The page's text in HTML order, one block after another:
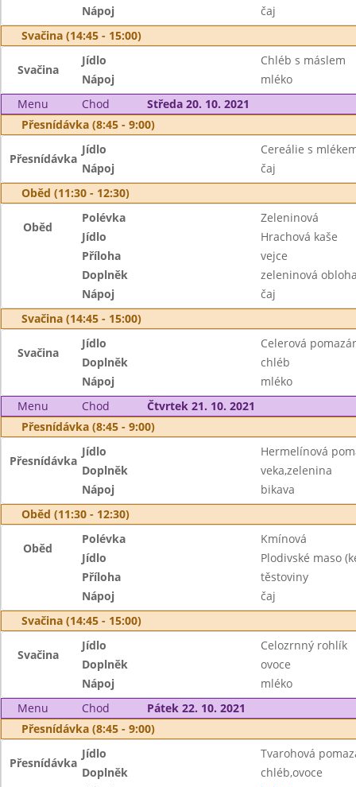
Nápoj
čaj
Svačina (14:45 - 15:00)
Svačina
Jídlo
Chléb s máslem
Nápoj
mléko
Menu
Chod
Středa 20. 10. 2021
Přesnídávka (8:45 - 9:00)
Přesnídávka
Jídlo
Cereálie s
Nápoj
čaj
Oběd (11:30 - 12:30)
Oběd
Polévka
Zeleninová
Jídlo
Hrachová kaše
Příloha
vejce
Doplněk
zeleninová
Nápoj
čaj
Svačina (14:45 - 15:00)
Svačina
Jídlo
Celerová
Doplněk
chléb
Nápoj
mléko
Menu
Chod
Čtvrtek 21. 10. 2021
Přesnídávka (8:45 - 9:00)
Přesnídávka
Jídlo
Hermelínová
Doplněk
veka,zelenina
Nápoj
bikava
Oběd (11:30 - 12:30)
Oběd
Polévka
Kmínová
Jídlo
Plodivské maso
Příloha
těstoviny
Nápoj
čaj
Svačina (14:45 - 15:00)
Svačina
Jídlo
Celozrnný rohlík
Doplněk
ovoce
Nápoj
mléko
Menu
Chod
Pátek 22. 10. 2021
Přesnídávka (8:45 - 9:00)
Přesnídávka
Jídlo
Tvarohová
Doplněk
chléb,ovoce